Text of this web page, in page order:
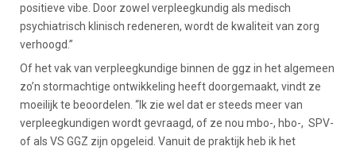
positieve vibe. Door zowel verpleegkundig als medisch
psychiatrisch klinisch redeneren, wordt de kwaliteit van zorg
verhoogd.”
Of het vak van verpleegkundige binnen de ggz in het algemeen
zo’n stormachtige ontwikkeling heeft doorgemaakt, vindt ze
moeilijk te beoordelen. “Ik zie wel dat er steeds meer van
verpleegkundigen wordt gevraagd, of ze nou mbo-, hbo-, SPV-
of als VS GGZ zijn opgeleid. Vanuit de praktijk heb ik het